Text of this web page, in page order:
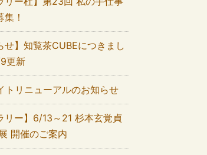
！
せ】知覧茶CUBEにつきまし
更新
トリニューアルのお知らせ
リー】6/13～21 杉本玄覚貞
開催のご案内